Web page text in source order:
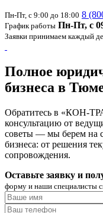
Пн-Пт, с 9:00 до 18:00 8
График работы Пн-Пт, с
Заявки принимаем каждый
Полное
бизнеса в
Обратитесь в «КОН-
консультацию от
советы — мы берем на
бизнеса: от решения
сопровождения.
Оставьте заявку и
форму и наши специалисты